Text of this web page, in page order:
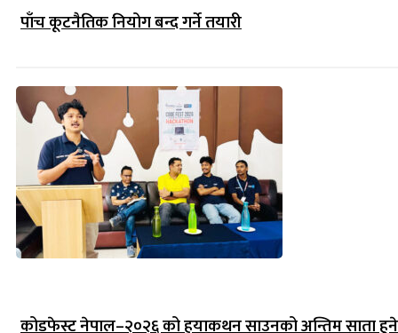
पाँच कूटनैतिक नियोग बन्द गर्ने तयारी
कोडफेस्ट नेपाल–२०२६ को हयाकथन साउनको अन्तिम साता हुने